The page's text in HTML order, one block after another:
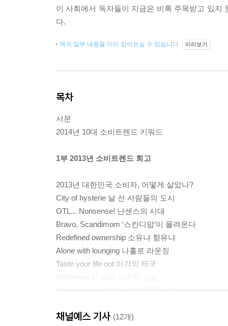
이 사회에서 독자들이 지금은 비록 주목받고 있
다.
책의 일부 내용을 미리 읽어보실 수 있습니다. 미리보기
목차
서문
2014년 10대 소비트렌드 키워드
1부 2013년 소비트렌드 회고
2013년 대한민국 소비자, 어떻게 살았나?
City of hysterie 날 선 사람들의 도시
OTL... Nonsense! 난센스의 시대
Bravo, Scandimom ‘스칸디맘’이 몰려온다
Redefined ownership 소유냐 향유냐
Alone with lounging 나홀로 라운징
Taste your life out 미각의 제국
It’s detox time 디톡스가 필요한 시간
Trouble is welcomed 적절한 불편
채널예스 기사 (12개)